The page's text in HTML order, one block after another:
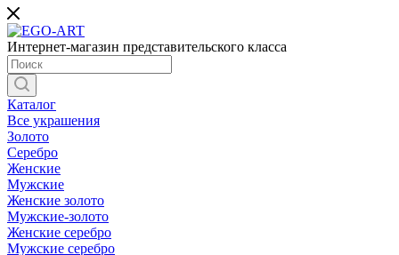
Интернет-магазин представительского класса
Каталог
Все украшения
Золото
Серебро
Женские
Мужские
Женские золото
Мужские-золото
Женские серебро
Мужские серебро